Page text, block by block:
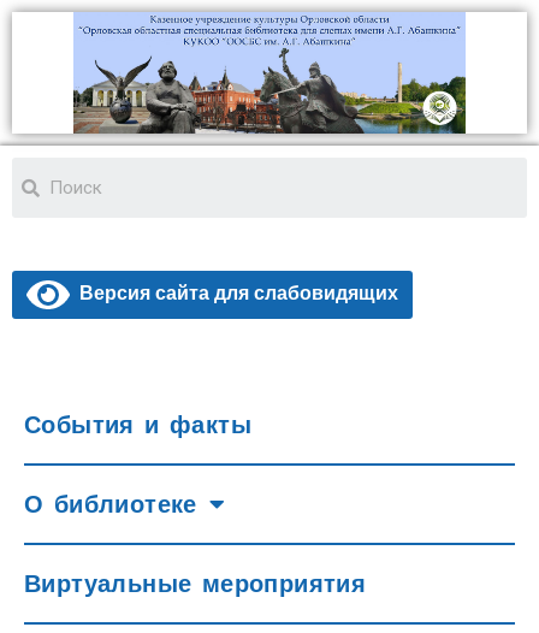
Версия сайта для слабовидящих
События и факты
О библиотеке
Виртуальные мероприятия